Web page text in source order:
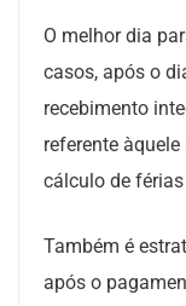
O melhor dia
casos, após o
recebimento
referente
cálculo de
Também é
após o